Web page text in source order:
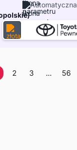
Automatyczna
2 3 ... 56